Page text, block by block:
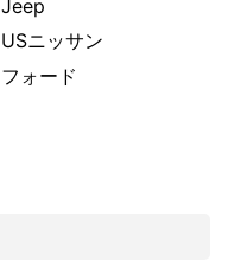
Jeep
USニッサン
フォード